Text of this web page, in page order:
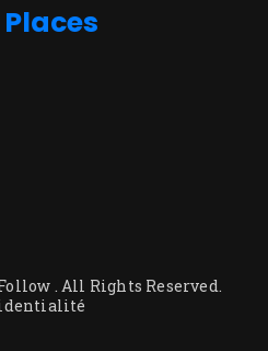
Places
. All Rights Reserved.